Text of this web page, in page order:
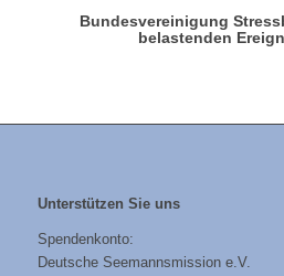
Bundesvereinigung
belastenden
Unterstützen Sie uns
Spendenkonto:
Deutsche Seemannsmission e.V.